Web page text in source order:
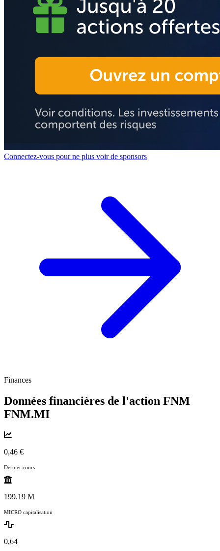
Connectez-vous pour ne plus voir de sponsors
Finances
Données financières de l'action FNM
FNM.MI
0,46 €
Dernier cours
199.19 M
MICRO capitalisation
0,64